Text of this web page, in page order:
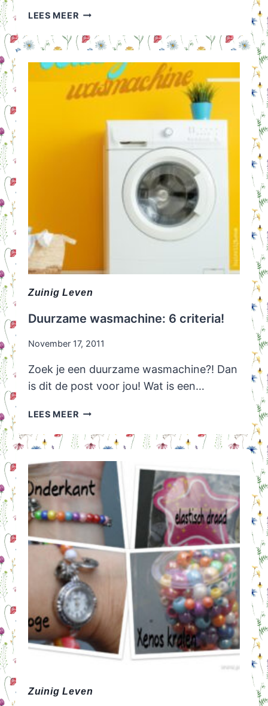
LEES MEERGOEDKOPE
BIJ
LIDL
TOT
WEL
STUKJES
Zuinig Leven
Duurzame wasmachine: 6 criteria!
November 17, 2011
Zoek je een duurzame wasmachine?! Dan
is dit de post voor jou! Wat is een…
LEES MEERDUURZAME
6
Zuinig Leven